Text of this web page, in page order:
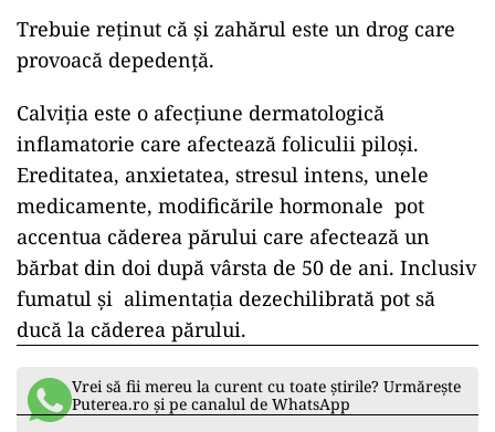
Trebuie reținut că și zahărul este un drog care
provoacă depedență.
Calviția este o afecțiune dermatologică
inflamatorie care afectează foliculii piloși.
Ereditatea, anxietatea, stresul intens, unele
medicamente, modificările hormonale pot
accentua căderea părului care afectează un
bărbat din doi după vârsta de 50 de ani. Inclusiv
fumatul și alimentația dezechilibrată pot să
ducă la căderea părului.
Vrei să fii mereu la curent cu toate știrile? Urmărește
Puterea.ro și pe canalul de WhatsApp